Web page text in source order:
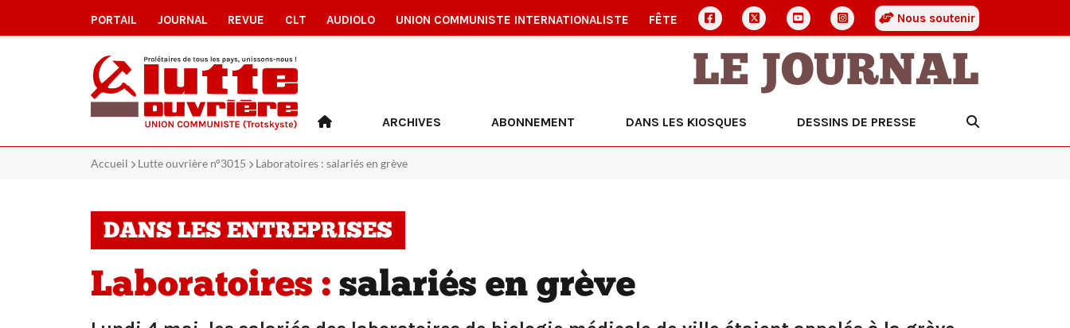
PORTAIL JOURNAL REVUE CLT AUDIOLO UNION COMMUNISTE INTERNATIONALISTE FÊTE Nous soutenir
LE JOURNAL
ARCHIVES ABONNEMENT DANS LES KIOSQUES DESSINS DE PRESSE
Accueil Lutte ouvrière n°3015 Laboratoires : salariés en grève
DANS LES ENTREPRISES
Laboratoires : salariés en grève